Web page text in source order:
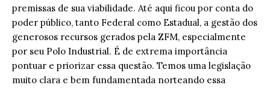
premissas de sua viabilidade. Até aqui ficou por conta do
poder público, tanto Federal como Estadual, a gestão dos
generosos recursos gerados pela ZFM, especialmente
por seu Polo Industrial. É de extrema importância
pontuar e priorizar essa questão. Temos uma legislação
muito clara e bem fundamentada norteando essa